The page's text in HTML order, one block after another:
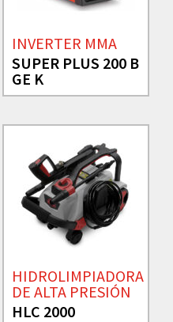
INVERTER MMA
SUPER PLUS 200 B
GE K
HIDROLIMPIADORA
DE ALTA PRESIÓN
HLC 2000